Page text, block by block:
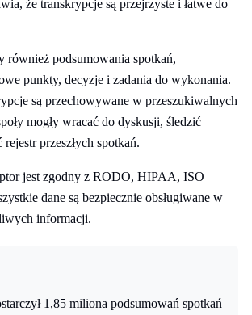
że transkrypcje są przejrzyste i łatwe do
również podsumowania spotkań,
punkty, decyzje i zadania do wykonania.
są przechowywane w przeszukiwalnych
mogły wracać do dyskusji, śledzić
przeszłych spotkań.
jest zgodny z RODO, HIPAA, ISO
dane są bezpiecznie obsługiwane w
informacji.
1,85 miliona podsumowań spotkań